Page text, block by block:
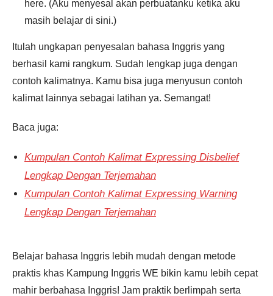
here. (Aku menyesal akan perbuatanku ketika aku
masih belajar di sini.)
Itulah ungkapan penyesalan bahasa Inggris yang
berhasil kami rangkum. Sudah lengkap juga dengan
contoh kalimatnya. Kamu bisa juga menyusun contoh
kalimat lainnya sebagai latihan ya. Semangat!
Baca juga:
Kumpulan Contoh Kalimat Expressing Disbelief
Lengkap Dengan Terjemahan
Kumpulan Contoh Kalimat Expressing Warning
Lengkap Dengan Terjemahan
Belajar bahasa Inggris lebih mudah dengan metode
praktis khas Kampung Inggris WE bikin kamu lebih cepat
mahir berbahasa Inggris! Jam praktik berlimpah serta